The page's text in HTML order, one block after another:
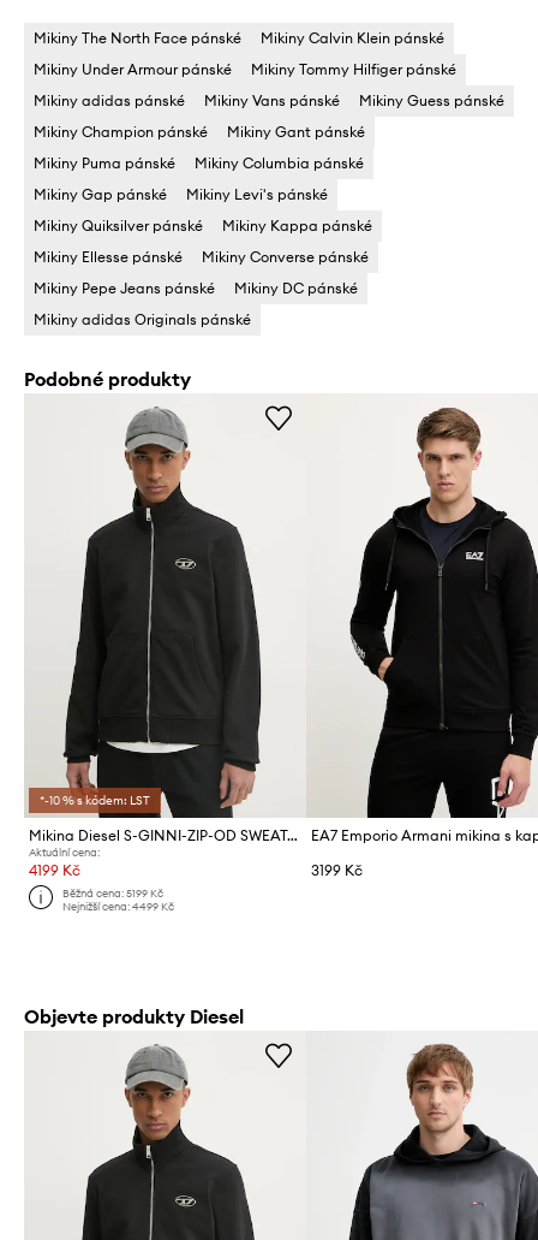
Mikiny The North Face pánské
Mikiny Calvin Klein pánské
Mikiny Under Armour pánské
Mikiny Tommy Hilfiger pánské
Mikiny adidas pánské
Mikiny Vans pánské
Mikiny Guess pánské
Mikiny Champion pánské
Mikiny Gant pánské
Mikiny Puma pánské
Mikiny Columbia pánské
Mikiny Gap pánské
Mikiny Levi's pánské
Mikiny Quiksilver pánské
Mikiny Kappa pánské
Mikiny Ellesse pánské
Mikiny Converse pánské
Mikiny Pepe Jeans pánské
Mikiny DC pánské
Mikiny adidas Originals pánské
Podobné produkty
*-10 % s kódem: LST
Mikina Diesel S-GINNI-ZIP-OD SWEAT-SHIRT
Aktuální cena:
4199 Kč
Běžná cena:5199 Kč
Nejnižší cena:4499 Kč
3199 Kč
Objevte produkty Diesel